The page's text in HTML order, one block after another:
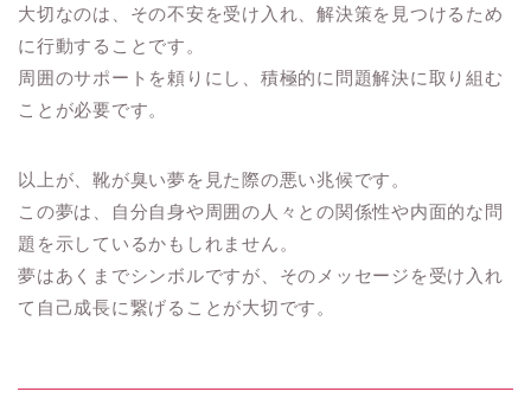
大切なのは、その不安を受け入れ、解決策を見つけるため
に行動することです。
周囲のサポートを頼りにし、積極的に問題解決に取り組む
ことが必要です。
以上が、靴が臭い夢を見た際の悪い兆候です。
この夢は、自分自身や周囲の人々との関係性や内面的な問
題を示しているかもしれません。
夢はあくまでシンボルですが、そのメッセージを受け入れ
て自己成長に繋げることが大切です。